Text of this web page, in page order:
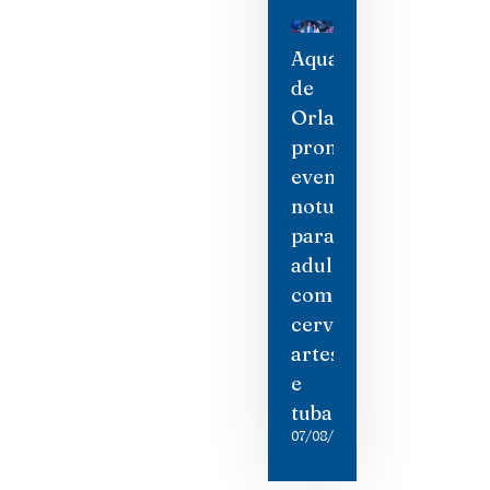
Aquário
de
Orlando
promove
evento
noturno
para
adultos
com
cervejas
artesanais
e
tubarões
07/08/2026